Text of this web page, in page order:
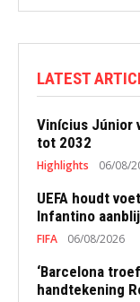
LATEST
Vinícius Júnior
tot 2032
Highlights 06/08/
UEFA houdt
Infantino
FIFA 06/08/2026
‘Barcelona
handtekening